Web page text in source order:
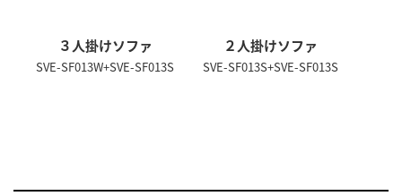
３人掛けソファ
SVE-SF013W+SVE-SF013S
２人掛けソファ
SVE-SF013S+SVE-SF013S